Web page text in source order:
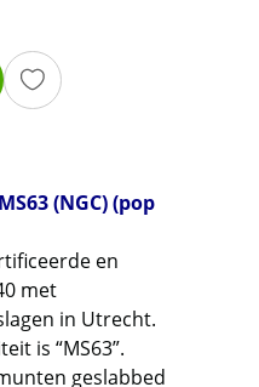
(NGC) (pop
en
met
in Utrecht.
is “MS63”.
geslabbed